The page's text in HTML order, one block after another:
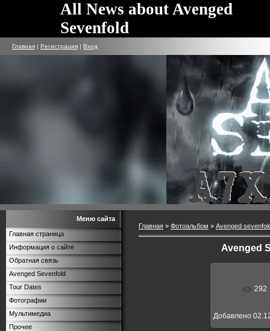
All News about Avenged
Sevenfold
Главная | Регистрация | Вход
Меню сайта
Главная страница
Информация о сайте
Обратная связь
Avenged Sevenfold
Tour Dates
Фотографии
Мультимедиа
Прочее
Главная » Фотоальбом » Avenged
Avenged
В 292
Добавлено